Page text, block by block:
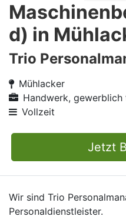
d) in
Trio
Mühlacker
Handwerk, gewerblich
Vollzeit
Jetzt
Wir sind Trio
Personaldienstleister.